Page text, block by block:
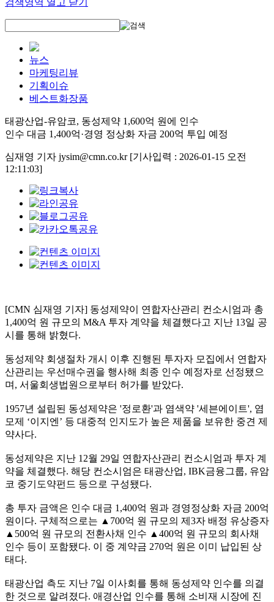
검색영역 열고 닫기
뉴스
마케팅리뷰
기획이슈
베스트화장품
태광산업-유암코, 동성제약 1,600억 원에 인수
인수 대금 1,400억·경영 정상화 자금 200억 투입 예정
심재영 기자 jysim@cmn.co.kr [기사입력 : 2026-01-15 오전
12:11:03]
[CMN 심재영 기자] 동성제약이 연합자산관리 컨소시엄과 총
1,400억 원 규모의 M&A 투자 계약을 체결했다고 지난 13일 공
시를 통해 밝혔다.
동성제약 회생절차 개시 이후 진행된 투자자 모집에서 연합자
산관리는 우선매수권을 행사해 최종 인수 예정자로 선정됐으
며, 서울회생법원으로부터 허가를 받았다.
1957년 설립된 동성제약은 '정로환'과 염색약 '세븐에이트', 염
모제 ‘이지엔’ 등 대중적 인지도가 높은 제품을 보유한 중견 제
약사다.
동성제약은 지난 12월 29일 연합자산관리 컨소시엄과 투자 계
약을 체결했다. 해당 컨소시엄은 태광산업, IBK금융그룹, 유암
코 중기도약펀드 등으로 구성됐다.
총 투자 금액은 인수 대금 1,400억 원과 경영정상화 자금 200억
원이다. 구체적으로는 ▲700억 원 규모의 제3자 배정 유상증자
▲500억 원 규모의 전환사채 인수 ▲400억 원 규모의 회사채
인수 등이 포함됐다. 이 중 계약금 270억 원은 이미 납입된 상
태다.
태광산업 측도 지난 7일 이사회를 통해 동성제약 인수를 의결
한 것으로 알려졌다. 애경산업 인수를 통해 소비재 시장에 진